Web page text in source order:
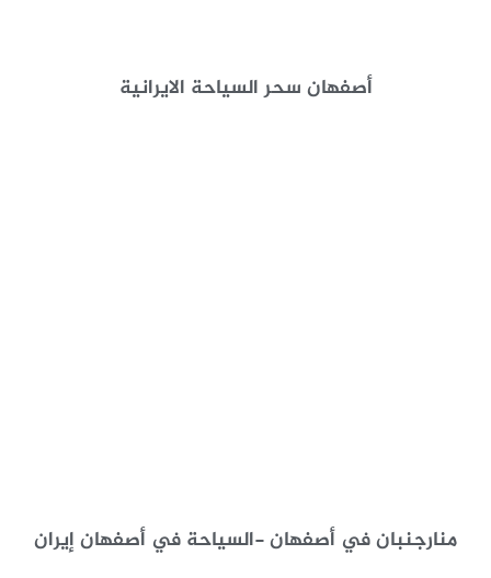
أصفهان سحر السياحة الايرانية
منارجنبان في أصفهان -السياحة في أصفهان إيران